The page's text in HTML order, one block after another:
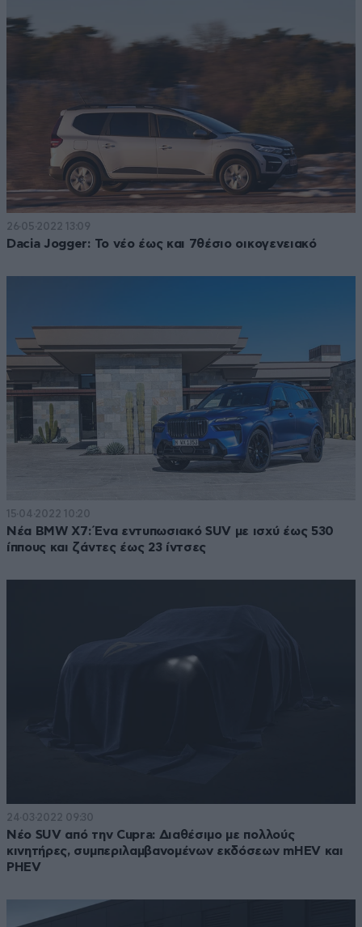
26·05·2022 13:09
Dacia Jogger: Το νέο έως και 7θέσιο οικογενειακό
15·04·2022 10:20
Νέα BMW X7: Ένα εντυπωσιακό SUV με ισχύ έως 530
ίππους και ζάντες έως 23 ίντσες
24·03·2022 09:30
Νέο SUV από την Cupra: Διαθέσιμο με πολλούς
κινητήρες, συμπεριλαμβανομένων εκδόσεων mHEV και
PHEV